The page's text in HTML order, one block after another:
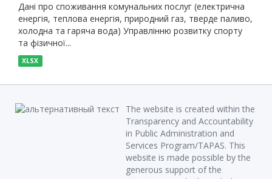
Дані про споживання комунальних послуг (електрична
енергія, теплова енергія, природний газ, тверде паливо,
холодна та гаряча вода) Управлінню розвитку спорту
та фізичної...
XLSX
The website is created within the
Transparency and Accountability
in Public Administration and
Services Program/TAPAS. This
website is made possible by the
generous support of the